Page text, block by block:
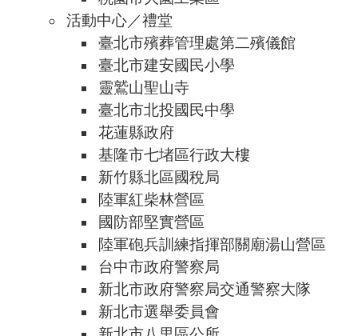
活動中心／禮堂
臺北市殯葬管理處第二殯儀館
臺北市建安國民小學
靈鷲山聖山寺
臺北市北投國民中學
花蓮縣政府
基隆市七堵區行政大樓
新竹縣北區國稅局
陸軍紅柴林營區
國防部堅實營區
陸軍砲兵訓練指揮部關廟湯山營區
台中市政府警察局
新北市政府警察局交通警察大隊
新北市選舉委員會